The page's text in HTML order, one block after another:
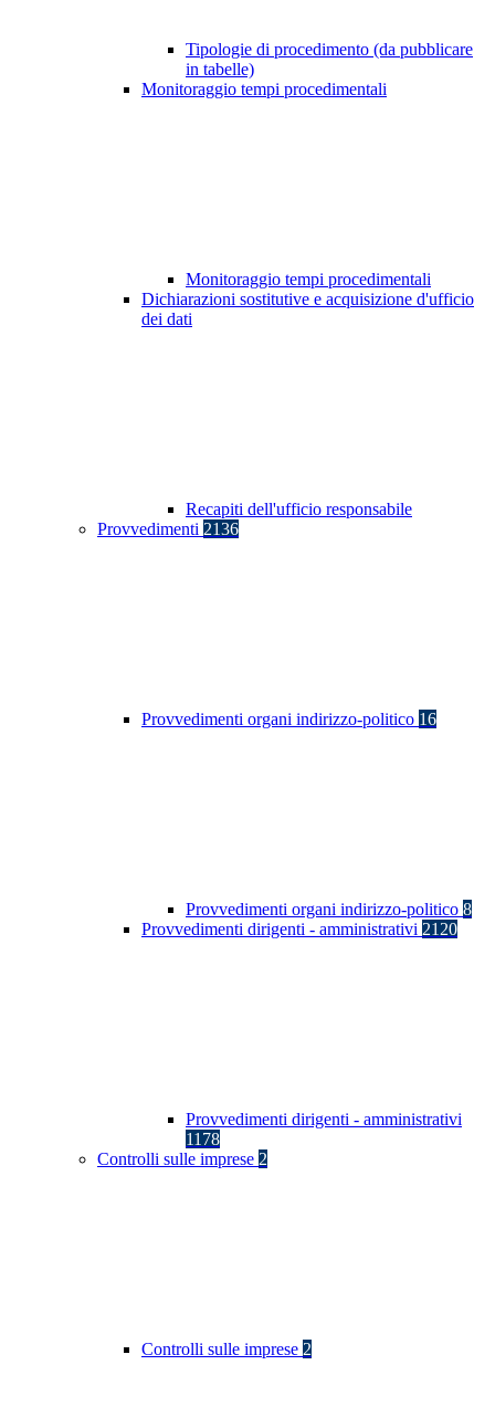
Tipologie di procedimento (da pubblicare
in tabelle)
Monitoraggio tempi procedimentali
Monitoraggio tempi procedimentali
Dichiarazioni sostitutive e acquisizione d'ufficio
dei dati
Recapiti dell'ufficio responsabile
Provvedimenti 2136
Provvedimenti organi indirizzo-politico 16
Provvedimenti organi indirizzo-politico 8
Provvedimenti dirigenti - amministrativi 2120
Provvedimenti dirigenti - amministrativi
1178
Controlli sulle imprese 2
Controlli sulle imprese 2